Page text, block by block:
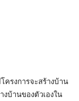
รงการจะสร้างบ้าน
บ้านของตัวเองใน